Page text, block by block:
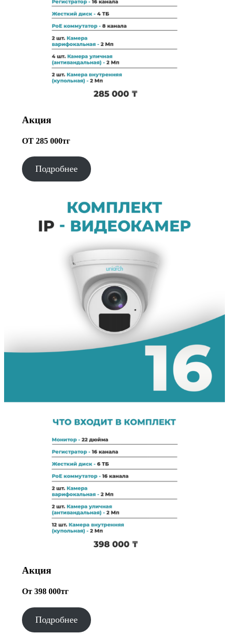
Акция
ОТ 285 000тг
Подробнее
Акция
От 398 000тг
Подробнее